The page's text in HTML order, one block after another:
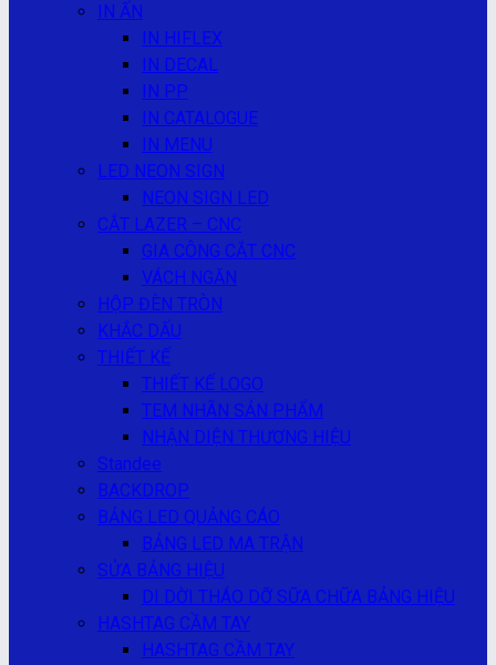
IN ẤN
IN HIFLEX
IN DECAL
IN PP
IN CATALOGUE
IN MENU
LED NEON SIGN
NEON SIGN LED
CẮT LAZER – CNC
GIA CÔNG CẮT CNC
VÁCH NGĂN
HỘP ĐÈN TRÒN
KHẮC DẤU
THIẾT KẾ
THIẾT KẾ LOGO
TEM NHÃN SẢN PHẨM
NHẬN DIỆN THƯƠNG HIỆU
Standee
BACKDROP
BẢNG LED QUẢNG CÁO
BẢNG LED MA TRẬN
SỬA BẢNG HIỆU
DI DỜI THÁO DỠ SỮA CHỮA BẢNG HIỆU
HASHTAG CẦM TAY
HASHTAG CẦM TAY